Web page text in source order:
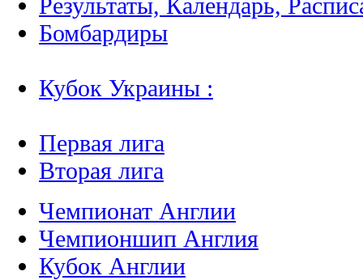
Бомбардиры
Кубок Украины :
Первая лига
Вторая лига
Чемпионат Англии
Чемпионшип Англия
Кубок Англии